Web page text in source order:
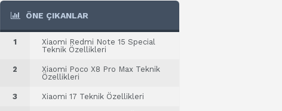
ÖNE ÇIKANLAR
1
Xiaomi Redmi Note 15 Special
Teknik Özellikleri
2
Xiaomi Poco X8 Pro Max Teknik
Özellikleri
3 Xiaomi 17 Teknik Özellikleri